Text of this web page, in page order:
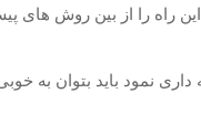
راه را از بین روش های
نمود باید بتوان به